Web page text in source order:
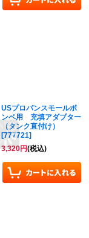
USプロパンスモールボ
ンベ用 充填アダプター
（タンク直付け）
[777721]
3,320円(税込)